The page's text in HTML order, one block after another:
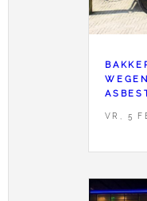
VR, 5